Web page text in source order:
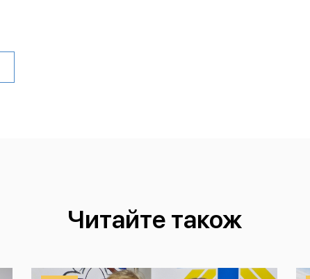
Читайте також